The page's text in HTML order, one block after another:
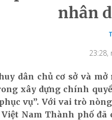
nhân
23:28,
dân chủ cơ sở và
xây dựng chính
vụ”. Với vai trò
Nam Thành phố